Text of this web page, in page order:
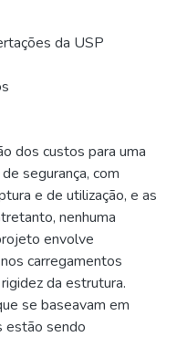
da USP
dos custos para uma
segurança, com
e de utilização, e as
nenhuma
envolve
carregamentos
da estrutura.
se baseavam em
estão sendo